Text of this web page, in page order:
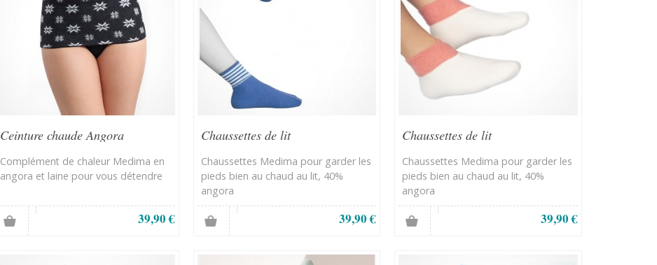
Ceinture chaude Angora
Complément de chaleur Medima en
angora et laine pour vous détendre
39,90 €
Chaussettes de lit
Chaussettes Medima pour garder les
pieds bien au chaud au lit, 40%
angora
39,90 €
Chaussettes de lit
Chaussettes Medima pour garder les
pieds bien au chaud au lit, 40%
angora
39,90 €